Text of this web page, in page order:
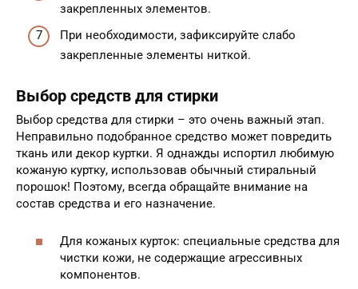
закрепленных элементов.
При необходимости, зафиксируйте слабо
закрепленные элементы ниткой.
Выбор средств для стирки
Выбор средства для стирки – это очень важный этап.
Неправильно подобранное средство может повредить
ткань или декор куртки. Я однажды испортил любимую
кожаную куртку, использовав обычный стиральный
порошок! Поэтому, всегда обращайте внимание на
состав средства и его назначение.
Для кожаных курток: специальные средства для
чистки кожи, не содержащие агрессивных
компонентов.